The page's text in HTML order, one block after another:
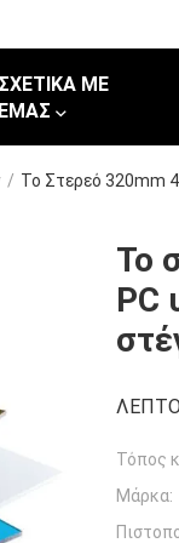
ΣΧΕΤΙΚΆ ΜΕ
ΕΜΆΣ
/ Το Στερεό 320mm
Το
PC
Τόπος
Μάρκα: